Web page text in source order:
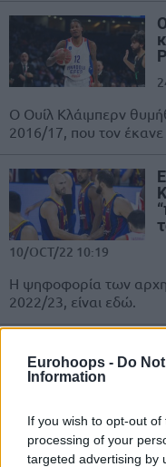
Eurohoops - Do
Information
If you wish to opt-out
processing of your
targeted advertising by
Ο Ουίλ Κλάιμπερν
2016/17, που τον
10/OCT/22 10:19
Η ψηφοφορία των
2022/23, είναι εδώ.
Το ετήσιο "ranking"
Eurohoops άλλαξε
διαφορετικό τρόπο,...